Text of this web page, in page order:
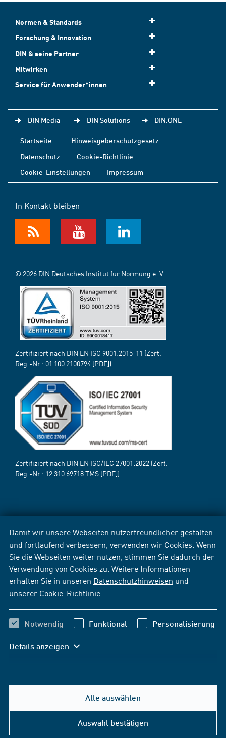
Damit wir unsere Webseiten nutzerfreundlicher gestalten
und fortlaufend verbessern, verwenden wir Cookies. Wenn
Sie die Webseiten weiter nutzen, stimmen Sie dadurch der
Verwendung von Cookies zu. Weitere Informationen
erhalten Sie in unseren Datenschutzhinweisen und
unserer Cookie-Richtlinie
Notwendig Funktional Personalisierung
Details anzeigen
Alle auswählen
Auswahl bestätigen
Normen & Standards
Forschung & Innovation
DIN & seine Partner
Mitwirken
Service für Anwender*innen
DIN Media DIN Solutions DIN.ONE
Startseite
Hinweisgeberschutzgesetz
Datenschutz
Cookie-Richtlinie
Cookie-Einstellungen
Impressum
In Kontakt bleiben
© 2026 DIN Deutsches Institut für Normung e. V.
Zertifiziert nach DIN EN ISO 9001:2015-11 (Zert.-
Reg.-Nr.: 01 100 2100794 [PDF])
Zertifiziert nach DIN EN ISO/IEC 27001:2022 (Zert.-
Reg.-Nr.: 12 310 69718 TMS [PDF])